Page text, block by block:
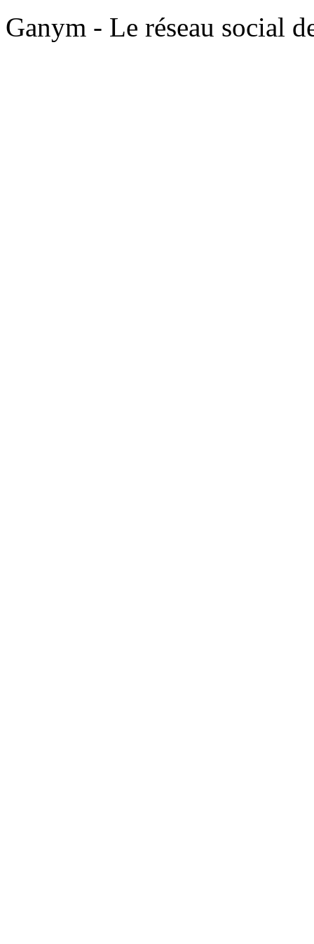
Ganym - Le réseau social